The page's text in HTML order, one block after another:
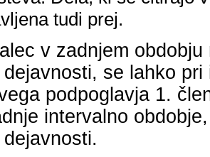
tudi prej.
v zadnjem
se lahko
podpoglavja 1.
intervalno